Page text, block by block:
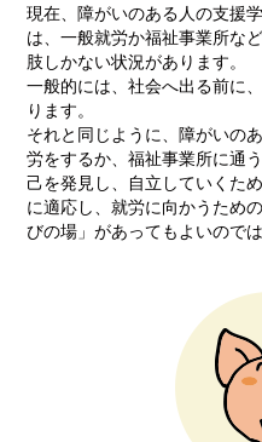
現在、障がいのある人の支援
は、一般就労か福祉事業所な
肢しかない状況があります。
一般的には、社会へ出る前に
ります。
それと同じように、障がいの
労をするか、福祉事業所に通
己を発見し、自立していくた
に適応し、就労に向かうため
びの場」があってもよいので